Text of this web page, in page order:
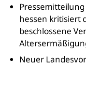
Pressemitteilung
hessen kritisiert
beschlossene
Neuer